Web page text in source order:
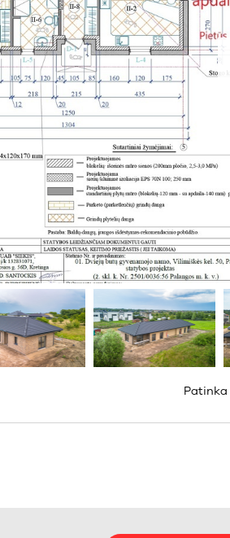
Patinka